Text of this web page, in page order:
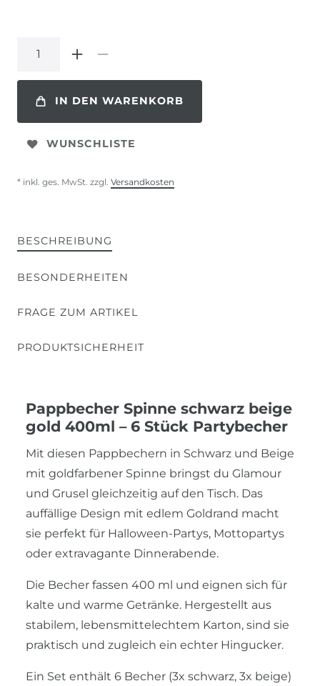
IN DEN WARENKORB
WUNSCHLISTE
* inkl. ges. MwSt. zzgl. Versandkosten
BESCHREIBUNG
BESONDERHEITEN
FRAGE ZUM ARTIKEL
PRODUKTSICHERHEIT
Pappbecher Spinne schwarz beige
gold 400ml – 6 Stück Partybecher
Mit diesen Pappbechern in Schwarz und Beige
mit goldfarbener Spinne bringst du Glamour
und Grusel gleichzeitig auf den Tisch. Das
auffällige Design mit edlem Goldrand macht
sie perfekt für Halloween-Partys, Mottopartys
oder extravagante Dinnerabende.
Die Becher fassen 400 ml und eignen sich für
kalte und warme Getränke. Hergestellt aus
stabilem, lebensmittelechtem Karton, sind sie
praktisch und zugleich ein echter Hingucker.
Ein Set enthält 6 Becher (3x schwarz, 3x beige)